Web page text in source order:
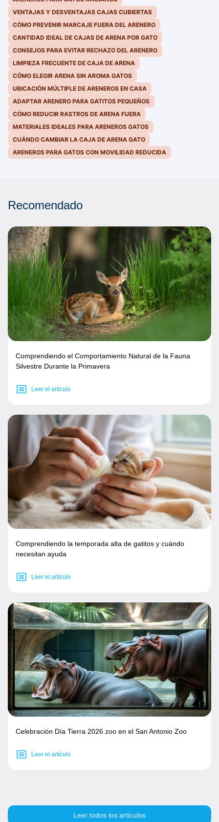
VENTAJAS Y DESVENTAJAS CAJAS CUBIERTAS
CÓMO PREVENIR MARCAJE FUERA DEL ARENERO
CANTIDAD IDEAL DE CAJAS DE ARENA POR GATO
CONSEJOS PARA EVITAR RECHAZO DEL ARENERO
LIMPIEZA FRECUENTE DE CAJA DE ARENA
CÓMO ELEGIR ARENA SIN AROMA GATOS
UBICACIÓN MÚLTIPLE DE ARENEROS EN CASA
ADAPTAR ARENERO PARA GATITOS PEQUEÑOS
CÓMO REDUCIR RASTROS DE ARENA FUERA
MATERIALES IDEALES PARA ARENEROS GATOS
CUÁNDO CAMBIAR LA CAJA DE ARENA GATO
ARENEROS PARA GATOS CON MOVILIDAD REDUCIDA
Recomendado
Comprendiendo el Comportamiento Natural de la Fauna
Silvestre Durante la Primavera
Leer el artículo
Comprendiendo la temporada alta de gatitos y cuándo
necesitan ayuda
Leer el artículo
Celebración Día Tierra 2026 zoo en el San Antonio Zoo
Leer el artículo
Leer todos los artículos